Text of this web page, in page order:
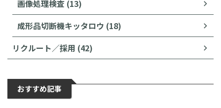
画像処理検査 (13)
成形品切断機キッタロウ (18)
リクルート／採用 (42)
おすすめ記事